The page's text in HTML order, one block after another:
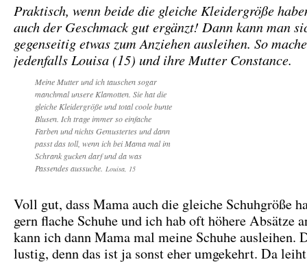
Praktisch, wenn beide die gleiche Kleidergröße
auch der Geschmack gut ergänzt! Dann kann man
gegenseitig etwas zum Anziehen ausleihen. So
jedenfalls Louisa (15) und ihre Mutter Constance.
Meine Mutter und ich tauschen sogar
manchmal unsere Klamotten. Sie hat die
gleiche Kleidergröße und total coole bunte
Blusen. Ich trage immer so einfache
Farben und nichts Gemustertes und dann
passt das toll, wenn ich bei Mama mal im
Schrank gucken darf und da was
Passendes aussuche. Louisa, 15
Voll gut, dass Mama auch die gleiche Schuhgröße
gern flache Schuhe und ich hab oft höhere Absätze
kann ich dann Mama mal meine Schuhe ausleihen.
lustig, denn das ist ja sonst eher umgekehrt. Da